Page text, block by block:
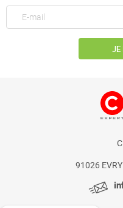
JE
91026